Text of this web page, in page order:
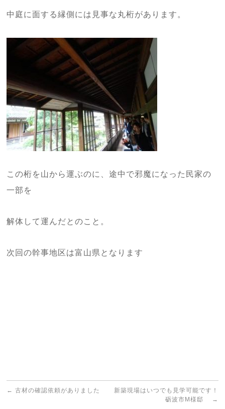
中庭に面する縁側には見事な丸桁があります。
この桁を山から運ぶのに、途中で邪魔になった民家の
一部を
解体して運んだとのこと。
次回の幹事地区は富山県となります
← 古材の確認依頼がありました
新築現場はいつでも見学可能です！
砺波市M様邸
→